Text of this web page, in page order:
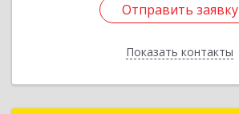
Отправить заявку
Показать контакты
Отправить заявку
Назад